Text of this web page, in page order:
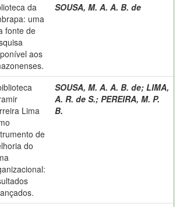
da
uma
fonte de
aos
SOUSA, M. A. A. B. de
Lima
de
do
SOUSA, M. A. A. B. de; LIMA,
A. R. de S.; PEREIRA, M. P.
B.